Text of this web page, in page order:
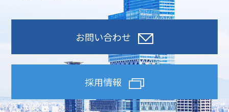
お問い合わせ
採用情報